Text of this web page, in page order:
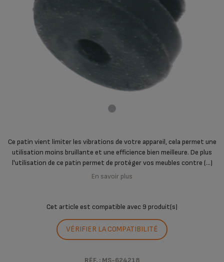
Ce patin vient limiter les vibrations de votre appareil, cela permet une
utilisation moins bruillante et une efficience bien meilleure. De plus
l'utilisation de ce patin permet de protéger vos meubles contre (...)
En savoir plus
Cet article est compatible avec 9 produit(s)
VÉRIFIER LA COMPATIBILITÉ